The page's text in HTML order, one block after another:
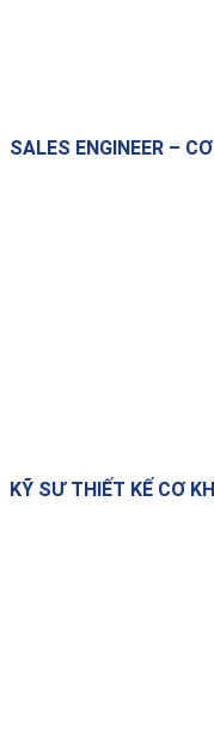
SALES ENGINEER –
KỸ SƯ THIẾT KẾ CƠ